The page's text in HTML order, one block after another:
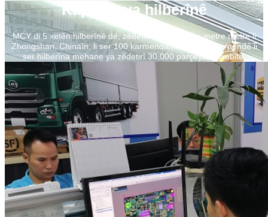
Kapasîteya hilberînê
MCY di 5 xetên hilberînê de, zêdetirî 3,000square metre metre li
Zhongshan, Chinaîn, li ser 100 karmendan li ser 100 karmendê li
ser hilberîna mehane ya zêdetirî 30,000 parçeyan dixebite.